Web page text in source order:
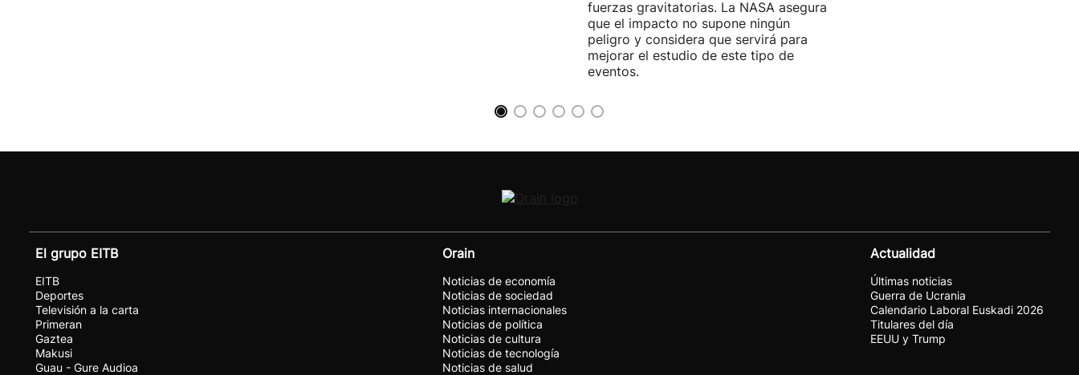
fuerzas gravitatorias. La NASA asegura
que el impacto no supone ningún
peligro y considera que servirá para
mejorar el estudio de este tipo de
eventos.
El grupo EITB
EITB
Deportes
Televisión a la carta
Primeran
Gaztea
Makusi
Guau - Gure Audioa
Orain
Noticias de economía
Noticias de sociedad
Noticias internacionales
Noticias de política
Noticias de cultura
Noticias de tecnología
Noticias de salud
Actualidad
Últimas noticias
Guerra de Ucrania
Calendario Laboral Euskadi 2026
Titulares del día
EEUU y Trump